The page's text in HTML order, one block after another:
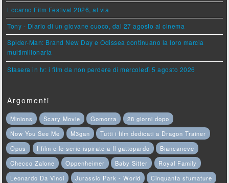
Locarno Film Festival 2026, al via
Tony - Diario di un giovane cuoco, dal 27 agosto al cinema
Spider-Man: Brand New Day e Odissea continuano la loro marcia
multimilionaria
Stasera in tv: i film da non perdere di mercoledì 5 agosto 2026
Argomenti
Minions Scary Movie Gomorra
28 giorni dopo
Now You See Me
M3gan
Tutti i film dedicati a Dragon Trainer
Opus
I film e le serie ispirate a Il gattopardo
Biancaneve
Checco Zalone
Oppenheimer Baby Sitter
Royal Family
Leonardo Da Vinci
Jurassic Park - World
Cinquanta sfumature